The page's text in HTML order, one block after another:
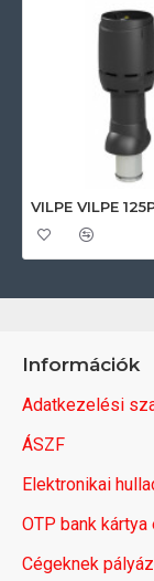
Információk
Adatkezelési
ÁSZF
Elektronikai
OTP bank
Cégeknek